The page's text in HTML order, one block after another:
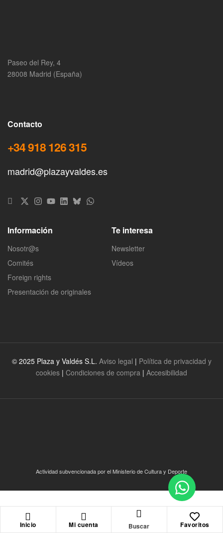
Inicio Mi cuenta Buscar Favoritos
Paseo del Rey, 4
28008 Madrid (España)
Contacto
+34 918 126 315
madrid@plazayvaldes.es
Información
Nosotr@s
Comités
Foreign rights
Presentación de originales
Te interesa
Newsletter
Vídeos
© 2025 Plaza y Valdés S.L. Aviso legal | Política de privacidad y
cookies | Condiciones de compra | Accesibilidad
Actividad subvencionada por el Ministerio de Cultura y Deporte